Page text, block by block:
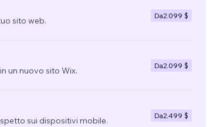
sito web.
Da2.099 $
un nuovo sito Wix.
Da2.099 $
sui dispositivi mobile.
Da2.499 $